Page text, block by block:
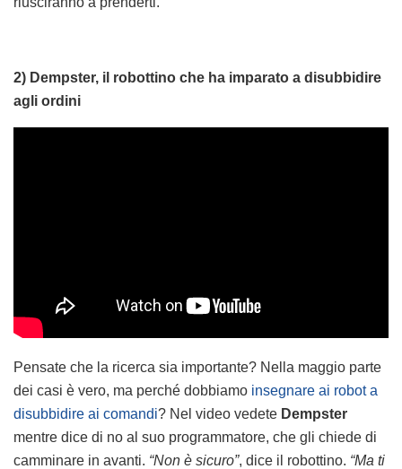
2) Dempster, il robottino che ha imparato a disubbidire
agli ordini
Pensate che la ricerca sia importante? Nella maggio parte
dei casi è vero, ma perché dobbiamo insegnare ai robot a
disubbidire ai comandi? Nel video vedete Dempster
mentre dice di no al suo programmatore, che gli chiede di
camminare in avanti. “Non è sicuro”, dice il robottino. “Ma ti